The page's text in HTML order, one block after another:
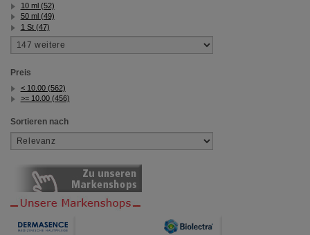
10 ml (52)
50 ml (49)
1 St (47)
Preis
< 10.00 (562)
>= 10.00 (456)
Sortieren nach